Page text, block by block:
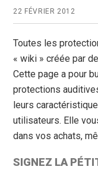
22 FÉVRIER 2012
Toutes les
« wiki » créée par
Cette page a pour
protections
leurs
utilisateurs. Elle
dans vos achats,
SIGNEZ LA